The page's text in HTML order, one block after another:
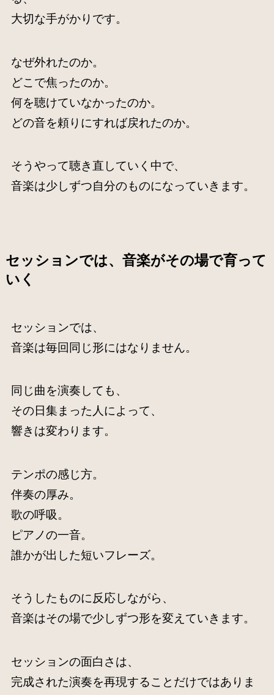
大切な手がかりです。
なぜ外れたのか。
どこで焦ったのか。
何を聴けていなかったのか。
どの音を頼りにすれば戻れたのか。
そうやって聴き直していく中で、
音楽は少しずつ自分のものになっていきます。
セッションでは、音楽がその場で育って
いく
セッションでは、
音楽は毎回同じ形にはなりません。
同じ曲を演奏しても、
その日集まった人によって、
響きは変わります。
テンポの感じ方。
伴奏の厚み。
歌の呼吸。
ピアノの一音。
誰かが出した短いフレーズ。
そうしたものに反応しながら、
音楽はその場で少しずつ形を変えていきます。
セッションの面白さは、
完成された演奏を再現することだけではありま